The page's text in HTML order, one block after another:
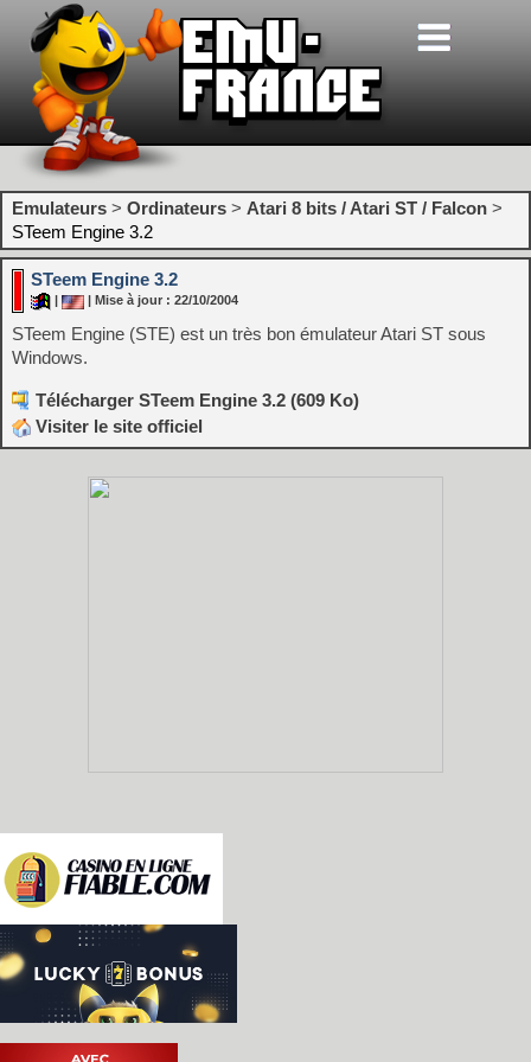
Emulateurs > Ordinateurs > Atari 8 bits / Atari ST / Falcon >
STeem Engine 3.2
STeem Engine 3.2
| Mise à jour : 22/10/2004
STeem Engine (STE) est un très bon émulateur Atari ST sous
Windows.
Télécharger STeem Engine 3.2 (609 Ko)
Visiter le site officiel